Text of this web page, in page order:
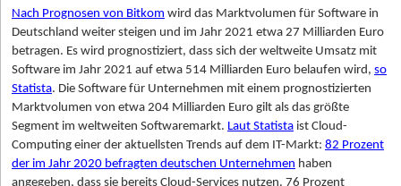
du dich schon während der Businessplanerstellung damit
auseinandersetzen. Hierzu zählen im Detail die Umsatz- und
Gewinnplanung, die Unternehmensfinanzierung sowie die
Einnahmen-Überschuss-Rechnung (EÜR).
Feedback einholen und testen, testen, testen
Leider kann man nie mit Sicherheit abschätzen, ob das eigene
Business ein Erfolg wird. Es ist jedoch mit Sicherheit von Vorteil,
Speisen bereits vorab zu testen und Feedback einzuholen.
davon zu überzeugen, in deine Firma zu investieren. Damit
umfasst er folgende Funktionen:
Präzisierung des Geschäftsmodells
Festlegung strategischer und betriebswirtschaftlicher Ziele
Überprüfung der Geschäftsidee hinsichtlich Durchführbarkeit
und wirtschaftlichen Erfolgsaussichten
Voraussetzung zur Beantragung öffentlicher Fördermittel
Basis für zukünftige unternehmerische Strategien und
Nach Prognosen von Bitkom wird das Marktvolumen für Software in
Deutschland weiter steigen und im Jahr 2021 etwa 27 Milliarden Euro
betragen. Es wird prognostiziert, dass sich der weltweite Umsatz mit
Software im Jahr 2021 auf etwa 514 Milliarden Euro belaufen wird, so
Statista. Die Software für Unternehmen mit einem prognostizierten
Marktvolumen von etwa 204 Milliarden Euro gilt als das größte
Segment im weltweiten Softwaremarkt. Laut Statista ist Cloud-
Computing einer der aktuellsten Trends auf dem IT-Markt: 82 Prozent
der im Jahr 2020 befragten deutschen Unternehmen haben
angegeben, dass sie bereits Cloud-Services nutzen. 76 Prozent